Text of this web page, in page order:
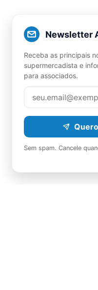
Newsletter
Receba as principais
supermercadista e
para associados.
Sem spam. Cancele